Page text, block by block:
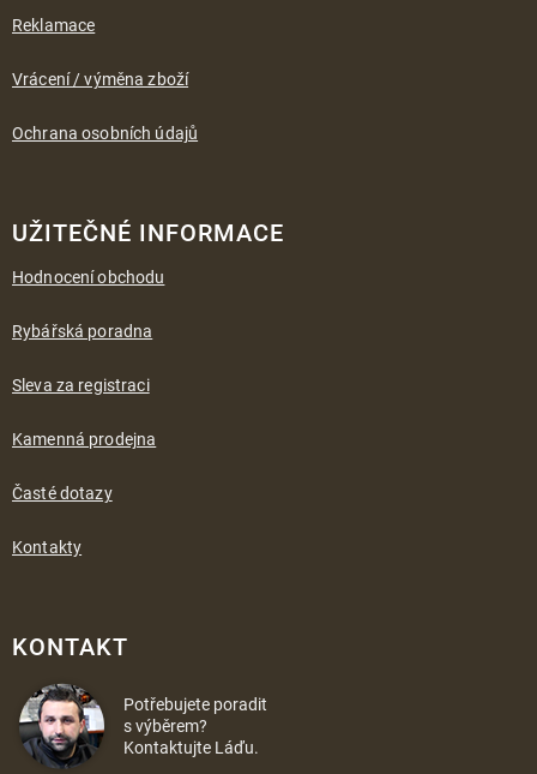
Reklamace
Vrácení / výměna zboží
Ochrana osobních údajů
UŽITEČNÉ INFORMACE
Hodnocení obchodu
Rybářská poradna
Sleva za registraci
Kamenná prodejna
Časté dotazy
Kontakty
KONTAKT
Potřebujete poradit
s výběrem?
Kontaktujte Láďu.